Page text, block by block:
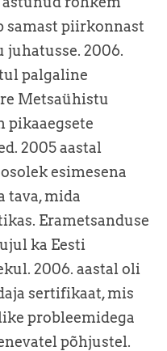
samast piirkonnast
juhatusse. 2006.
palgaline
Metsaühistu
pikaaegsete
2005 aastal
esimesena
tava, mida
Erametsanduse
ka Eesti
2006. aastal oli
sertifikaat, mis
probleemidega
põhjustel.